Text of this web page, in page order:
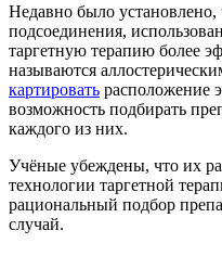
Недавно было установлено,
подсоединения,
таргетную терапию более
называются
картировать расположение
возможность подбирать
каждого из них.
Учёные убеждены, что их
технологии таргетной
рациональный подбор
случай.